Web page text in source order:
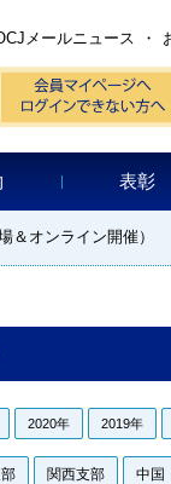
メールニュース
表彰
オンライン開催）
2020年 2019年
関西支部 中国